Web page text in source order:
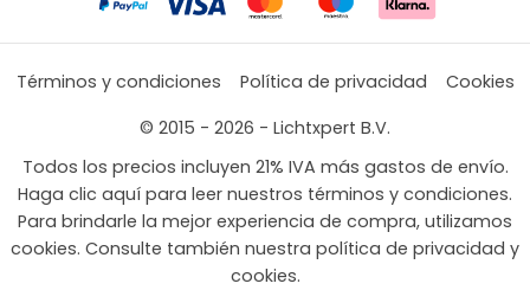
Términos y condiciones Política de privacidad
Cookies
© 2015 - 2026 - Lichtxpert B.V.
Todos los precios incluyen 21% IVA más gastos de envío.
Haga clic aquí para leer nuestros términos y condiciones.
Para brindarle la mejor experiencia de compra, utilizamos
cookies. Consulte también nuestra política de privacidad y
cookies.